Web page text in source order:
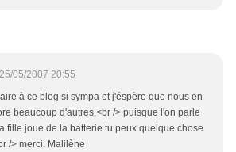
25/05/2007 20:55
à ce blog si sympa et j'éspère que nous en
beaucoup d'autres.<br /> puisque l'on parle
fille joue de la batterie tu peux quelque chose
/> merci. Malilène